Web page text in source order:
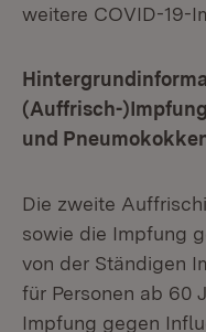
weitere COVID-19-
(Auffrisch-
und
Die zweite
sowie die Impfung
von der Ständigen
für Personen ab 60
Impfung gegen